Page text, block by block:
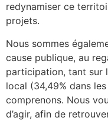
redynamiser ce
projets.
Nous sommes
cause publique, au
participation, tant sur
local (34,49% dans
comprenons. Nous
d’agir, afin de